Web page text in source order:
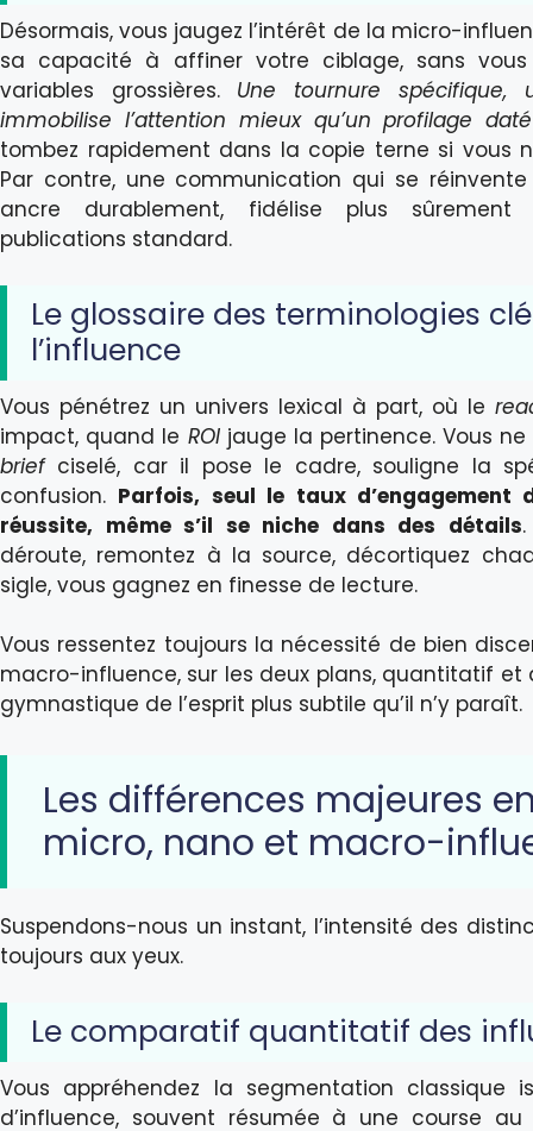
Désormais, vous jaugez l’intérêt de la micro-
sa capacité à affiner votre ciblage, sans
variables grossières. Une tournure spécifique,
immobilise l’attention mieux qu’un profilage daté
tombez rapidement dans la copie terne si vous
Par contre, une communication qui se
ancre durablement, fidélise plus sûrement
publications standard.
Le glossaire des terminologies
l’influence
Vous pénétrez un univers lexical à part, où le
impact, quand le ROIjauge la pertinence. Vous
briefciselé, car il pose le cadre, souligne la
confusion. Parfois, seul le taux d’engagement
réussite, même s’il se niche dans des détails
déroute, remontez à la source, décortiquez
sigle, vous gagnez en finesse de lecture.
Vous ressentez toujours la nécessité de bien
macro-influence, sur les deux plans, quantitatif et
gymnastique de l’esprit plus subtile qu’il n’y paraît.
Les différences majeures
micro, nano et macro-
Suspendons-nous un instant, l’intensité des
toujours aux yeux.
Le comparatif quantitatif des
Vous appréhendez la segmentation classique
d’influence, souvent résumée à une course